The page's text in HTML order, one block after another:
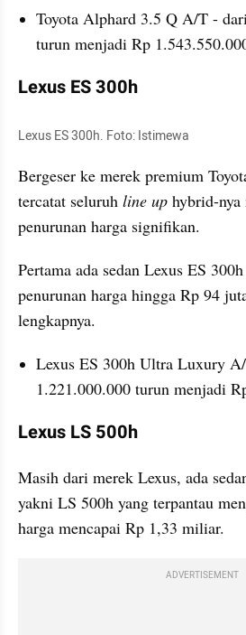
Toyota Alphard 3.5 Q A/T -
turun menjadi Rp
Lexus ES 300h
Lexus ES 300h. Foto: Istimewa
Bergeser ke merek premium
tercatat seluruh line up hybrid-
penurunan harga signifikan.
Pertama ada sedan Lexus ES
penurunan harga hingga Rp 94
lengkapnya.
Lexus ES 300h Ultra Luxury
1.221.000.000 turun menjadi
Lexus LS 500h
Masih dari merek Lexus, ada
yakni LS 500h yang terpantau
harga mencapai Rp 1,33 miliar.
ADVERTISEMENT